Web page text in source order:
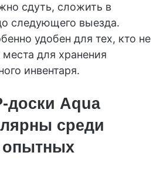
сдуть, сложить в
следующего выезда.
удобен для тех, кто не
для хранения
инвентаря.
доски Aqua
среди
опытных